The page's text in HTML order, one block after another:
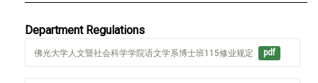
Department Regulations
佛光大学人文暨社会科学学院语文学系博士班115修业规定 pdf